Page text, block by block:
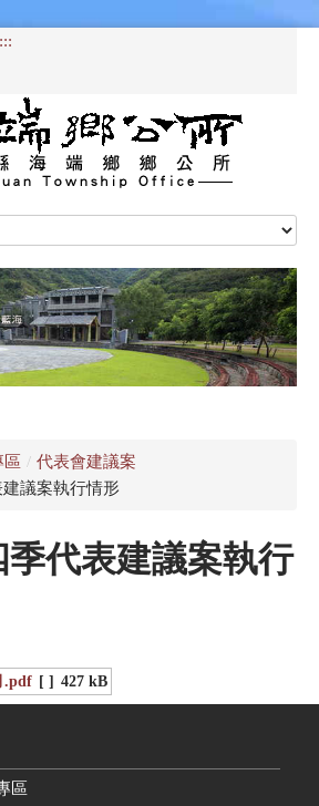
:::
區 / 代表會建議案
議案執行情形
季代表建議案執行
.pdf [ ] 427 kB
區